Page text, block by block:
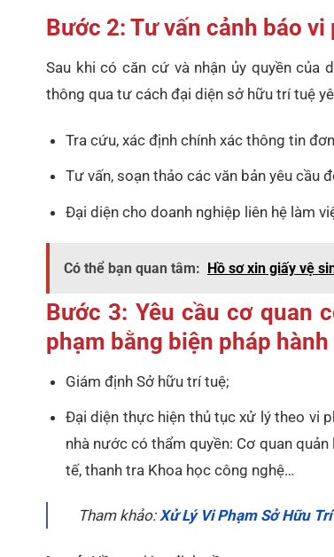
Bước 2: Tư vấn cảnh báo
Sau khi có căn cứ và nhận ủy quyền của
thông qua tư cách đại diện sở hữu trí tuệ
Tra cứu, xác định chính xác thông tin
Tư vấn, soạn thảo các văn bản yêu cầu
Đại diện cho doanh nghiệp liên hệ làm
Có thể bạn quan tâm: Hồ sơ xin giấy vệ
Bước 3: Yêu cầu cơ quan
phạm bằng biện pháp
Giám định Sở hữu trí tuệ;
Đại diện thực hiện thủ tục xử lý theo vi
nhà nước có thẩm quyền: Cơ quan
tế, thanh tra Khoa học công nghệ…
Tham khảo: Xử Lý Vi Phạm Sở Hữu